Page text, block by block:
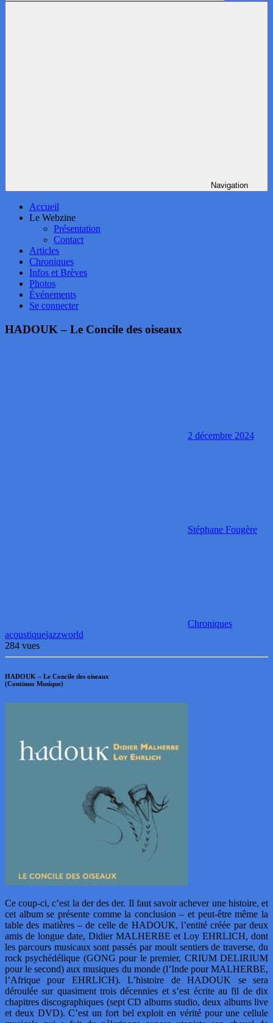
Navigation
Accueil
Le Webzine
Présentation
Contact
Articles
Chroniques
Infos et Brèves
Photos
Événements
Se connecter
HADOUK – Le Concile des oiseaux
2 décembre 2024
Stéphane Fougère
Chroniques
acoustiquejazzworld
284 vues
HADOUK – Le Concile des oiseaux
(Continuo Musique)
Ce coup-ci, c’est la der des der. Il faut savoir achever une histoire, et
cet album se présente comme la conclusion – et peut-être même la
table des matières – de celle de HADOUK, l’entité créée par deux
amis de longue date, Didier MALHERBE et Loy EHRLICH, dont
les parcours musicaux sont passés par moult sentiers de traverse, du
rock psychédélique (GONG pour le premier, CRIUM DELIRIUM
pour le second) aux musiques du monde (l’Inde pour MALHERBE,
l’Afrique pour EHRLICH). L’histoire de HADOUK se sera
déroulée sur quasiment trois décennies et s’est écrite au fil de dix
chapitres discographiques (sept CD albums studio, deux albums live
et deux DVD). C’est un fort bel exploit en vérité pour une cellule